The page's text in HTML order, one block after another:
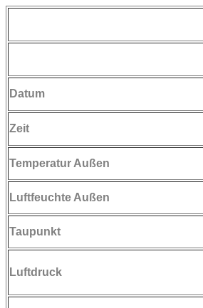
Datum
Zeit
Temperatur Außen
Luftfeuchte Außen
Taupunkt
Luftdruck